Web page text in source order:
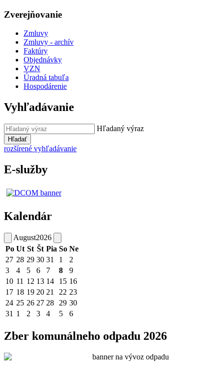
Zverejňovanie
Zmluvy
Zmluvy - archív
Faktúry
Objednávky
VZN
Úradná tabuľa
Hospodárenie
Vyhľadávanie
Hľadaný výraz
Hľadať
rozšírené vyhľadávanie
E-služby
Kalendár
August2026
Po Ut St Št Pia So Ne
27 28 29 30 31 1
2
3
4 5 6 7 8
9
10 11 12 13 14 15 16
17 18 19 20 21 22 23
24 25 26 27 28 29 30
31 1 2 3 4 5 6
Zber komunálneho odpadu 2026